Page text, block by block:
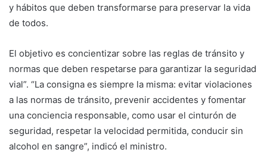
y hábitos que deben transformarse para preservar la vida
de todos.
El objetivo es concientizar sobre las reglas de tránsito y
normas que deben respetarse para garantizar la seguridad
vial”. “La consigna es siempre la misma: evitar violaciones
a las normas de tránsito, prevenir accidentes y fomentar
una conciencia responsable, como usar el cinturón de
seguridad, respetar la velocidad permitida, conducir sin
alcohol en sangre”, indicó el ministro.